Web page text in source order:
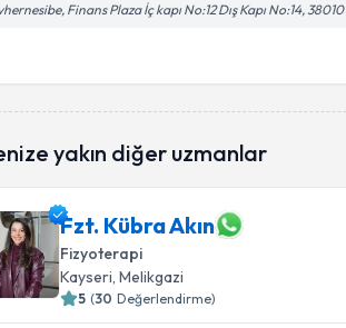
Finans Plaza İç kapı No:12 Dış Kapı No:14, 38010
yakın diğer uzmanlar
Fzt. Kübra Akın
Fizyoterapi
Kayseri, Melikgazi
5 (30 Değerlendirme)